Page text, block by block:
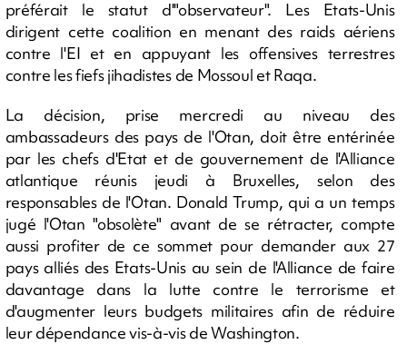
préférait le statut d'"observateur". Les Etats-Unis
dirigent cette coalition en menant des raids aériens
contre l'EI et en appuyant les offensives terrestres
contre les fiefs jihadistes de Mossoul et Raqa.
La décision, prise mercredi au niveau des
ambassadeurs des pays de l'Otan, doit être entérinée
par les chefs d'Etat et de gouvernement de l'Alliance
atlantique réunis jeudi à Bruxelles, selon des
responsables de l'Otan. Donald Trump, qui a un temps
jugé l'Otan "obsolète" avant de se rétracter, compte
aussi profiter de ce sommet pour demander aux 27
pays alliés des Etats-Unis au sein de l'Alliance de faire
davantage dans la lutte contre le terrorisme et
d'augmenter leurs budgets militaires afin de réduire
leur dépendance vis-à-vis de Washington.